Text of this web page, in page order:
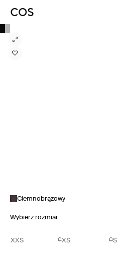
Ciemnobrązowy
Wybierz rozmiar
XXS XS S